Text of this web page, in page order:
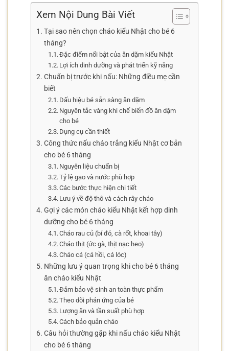
Xem Nội Dung Bài Viết
Tại sao nên chọn cháo kiểu Nhật cho bé 6
tháng?
Đặc điểm nổi bật của ăn dặm kiểu Nhật
Lợi ích dinh dưỡng và phát triển kỹ năng
Chuẩn bị trước khi nấu: Những điều mẹ cần
biết
Dấu hiệu bé sẵn sàng ăn dặm
Nguyên tắc vàng khi chế biến đồ ăn dặm
cho bé
Dụng cụ cần thiết
Công thức nấu cháo trắng kiểu Nhật cơ bản
cho bé 6 tháng
Nguyên liệu chuẩn bị
Tỷ lệ gạo và nước phù hợp
Các bước thực hiện chi tiết
Lưu ý về độ thô và cách rây cháo
Gợi ý các món cháo kiểu Nhật kết hợp dinh
dưỡng cho bé 6 tháng
Cháo rau củ (bí đỏ, cà rốt, khoai tây)
Cháo thịt (ức gà, thịt nạc heo)
Cháo cá (cá hồi, cá lóc)
Những lưu ý quan trọng khi cho bé 6 tháng
ăn cháo kiểu Nhật
Đảm bảo vệ sinh an toàn thực phẩm
Theo dõi phản ứng của bé
Lượng ăn và tần suất phù hợp
Cách bảo quản cháo
Câu hỏi thường gặp khi nấu cháo kiểu Nhật
cho bé 6 tháng